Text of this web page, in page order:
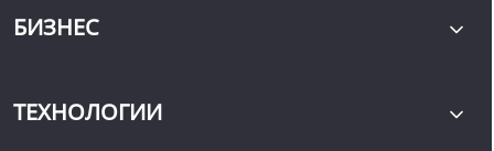
БИЗНЕС
ТЕХНОЛОГИИ